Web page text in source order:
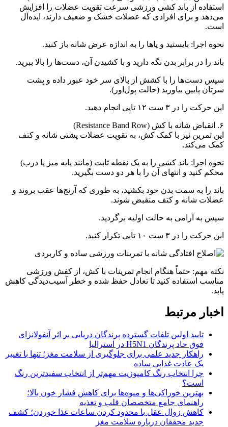
استفاده از باند کشی ورزشی سرعت تقویت عضلات را افزایش
می‌دهد و برای افرادی که عضلات خشک و ضعیف دارند، ایده‌آل
است.
نحوه اجرا: بایستید و پاها را به اندازه عرض شانه باز کنید.
باند را در برابر بدن نگه دارید و با کشیدن آن، دست‌ها را بالا ببرید.
سپس دست‌ها را با کشش از بالای سر خود عبور داده و پشت
سرتان پایین بیاورید (حالت پول‌اور).
این حرکت را در ۳ ست ۱۲ تایی انجام دهید.
۶. انقباض شانه با کش (Resistance Band Row)
این تمرین نیز با کمک کش، به تقویت عضلات پشتی شانه و کتف
کمک می‌کند.
نحوه اجرا: باند کشی را به یک نقطه ثابت (مانند پایه میز یا درب)
محکم کنید و انتهای آن را با هر دو دست بگیرید.
باند را به سمت بدن خود بکشید، به طوری که آرنج‌ها عقب بروند و
عضلات شانه و کتف منقبض شوند.
سپس به آرامی به حالت اولیه برگردید.
این حرکت را در ۳ ست ۱۰ تایی تکرار کنید.
نکته مهم: حتماً هنگام انجام تمرینات با کش، از کفش ورزشی
مناسب استفاده کنید تا تعادل حفظ شده و خطر آسیب‌دیدگی کاهش
یابد.
اخبار مرتبط
تایید اولین تلفات گسترده پرندگان دریایی بر اثر آنفولانزای
فوق حاد پرندگان H5N1 در استرالیا
راهکار جدید علمی برای جلوگیری از سلامت مغز؛ تنها با تغییر
یک عادت غذایی ساده
چرا انتخاب رنگ کامپوزیت مهم‌تر از انتخاب سفیدترین رنگ
است؟
بهترین خوراکی‌ها و میوه‌ها برای کاهش فشار خون بالا؛
راهنمای جامع متخصصان قلب و تغذیه
کاهش زوال عقل با محدود کردن ساعات غذا خوردن؛ کشف
جدید محققان درباره سلامت مغز